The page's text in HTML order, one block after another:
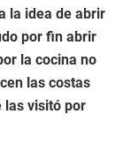
la idea de abrir
por fin abrir
la cocina no
las costas
las visitó por